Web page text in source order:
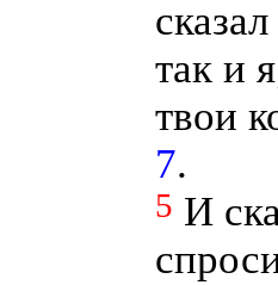
так и
твои
7.
5 И